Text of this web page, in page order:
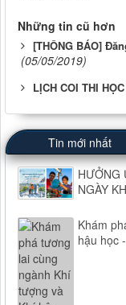
Những tin cũ hơn
[THÔNG BÁO]
(05/05/2019)
LỊCH COI THI
Tin mới nhất
HƯỞNG
NGÀY
Khám
hậu học